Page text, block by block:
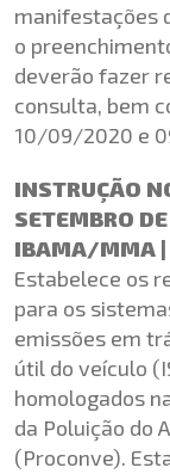
manifestações
o
deverão fazer
consulta, bem
10/09/2020 e
INSTRUÇÃO
SETEMBRO
IBAMA/
Estabelece os
para os
emissões em
útil do veículo
homologados
da Poluição do
(Proconve).